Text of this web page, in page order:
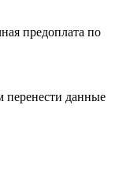
предоплата по
перенести данные